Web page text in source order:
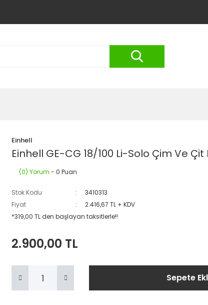
Einhell
Einhell GE-CG 18/100 Li-Solo Çim Ve
(0) Yorum - 0 Puan
Stok Kodu
3410313
Fiyat
2.416,67 TL + KDV
*319,00 TL den başlayan taksitlerle!!
2.900,00 TL
Sepete